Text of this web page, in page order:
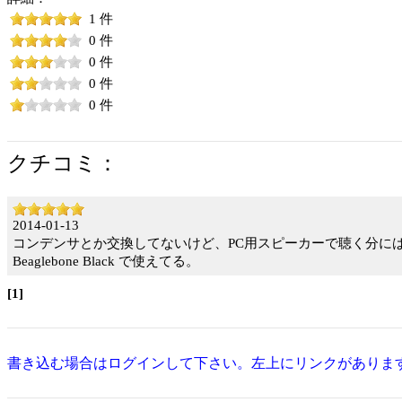
1 件
0 件
0 件
0 件
0 件
クチコミ：
2014-01-13
コンデンサとか交換してないけど、PC用スピーカーで聴く分に
Beaglebone Black で使えてる。
[1]
書き込む場合はログインして下さい。左上にリンクがありま